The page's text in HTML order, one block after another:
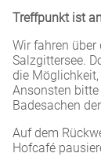
Treffpunkt ist
Wir fahren über
Salzgittersee.
die
Ansonsten
Badesachen
Auf dem
Hofcafé